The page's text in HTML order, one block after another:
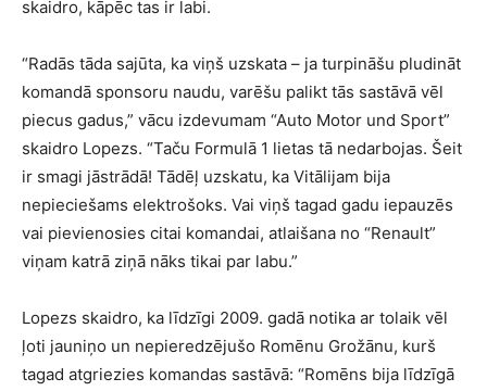
skaidro, kāpēc tas ir labi.
“Radās tāda sajūta, ka viņš uzskata – ja turpināšu pludināt
komandā sponsoru naudu, varēšu palikt tās sastāvā vēl
piecus gadus,” vācu izdevumam “Auto Motor und Sport”
skaidro Lopezs. “Taču Formulā 1 lietas tā nedarbojas. Šeit
ir smagi jāstrādā! Tādēļ uzskatu, ka Vitālijam bija
nepieciešams elektrošoks. Vai viņš tagad gadu iepauzēs
vai pievienosies citai komandai, atlaišana no “Renault”
viņam katrā ziņā nāks tikai par labu.”
Lopezs skaidro, ka līdzīgi 2009. gadā notika ar tolaik vēl
ļoti jauniņo un nepieredzējušo Romēnu Grožānu, kurš
tagad atgriezies komandas sastāvā: “Romēns bija līdzīgā